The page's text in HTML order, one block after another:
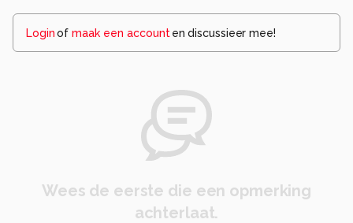
Loginof maak een account en discussieer mee!
Wees de eerste die een opmerking
achterlaat.